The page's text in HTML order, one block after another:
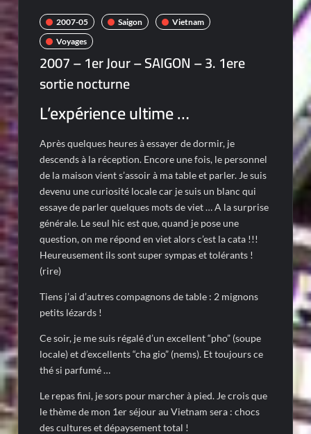
2007-05 Saigon
Vietnam
Voyages
2007 – 1er Jour – SAIGON – 3. 1ere
sortie nocturne
L’expérience ultime …
Après quelques heures à essayer de dormir, je
descends à la réception. Encore une fois, le personnel
de la maison vient s’assoir à ma table et parler. Je suis
devenu une curiosité locale car je suis un blanc qui
essaye de parler quelques mots de viet … A la surprise
générale. Le seul hic est que, quand je pose une
question, on me répond en viet alors c’est la cata !!!
Heureusement ils sont super sympas et tolérants !
(rire)
Tiens j’ai d’autres compagnons de table : 2 mignons
petits lézards !
Ce soir, je me suis régalé d’un excellent “pho” (soupe
locale) et d’excellents “cha gio” (nems). Et toujours ce
thé si parfumé …
Le repas fini, je sors pour marcher à pied. Je crois que
le thème de mon 1er séjour au Vietnam sera : chocs
des cultures et dépaysement total !